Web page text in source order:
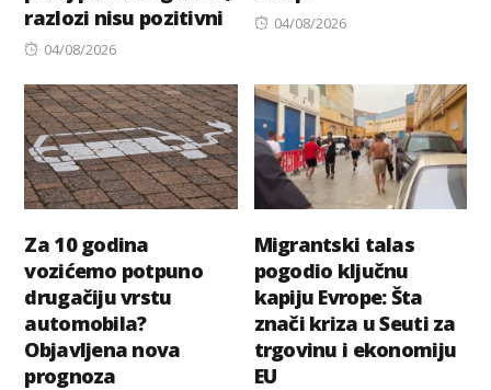
razlozi nisu pozitivni
Posted
04/08/2026
Posted
04/08/2026
Za 10 godina
vozićemo potpuno
drugačiju vrstu
automobila?
Objavljena nova
prognoza
Migrantski talas
pogodio ključnu
kapiju Evrope: Šta
znači kriza u Seuti za
trgovinu i ekonomiju
EU